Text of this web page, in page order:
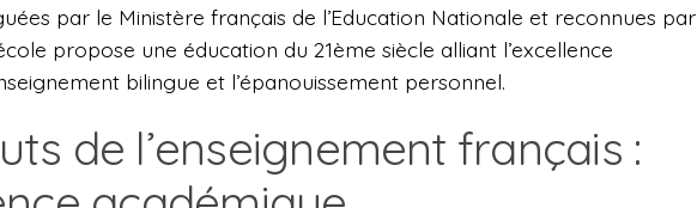
par le Ministère français de l’Education Nationale et reconnues par
école propose une éducation du 21ème siècle alliant l’excellence
bilingue et l’épanouissement personnel.
de l’enseignement français :